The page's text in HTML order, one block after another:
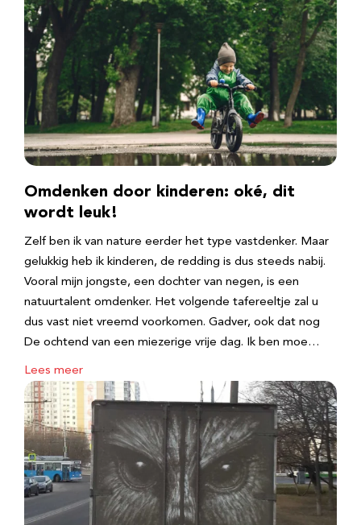
Omdenken door kinderen: oké, dit
wordt leuk!
Zelf ben ik van nature eerder het type vastdenker. Maar
gelukkig heb ik kinderen, de redding is dus steeds nabij.
Vooral mijn jongste, een dochter van negen, is een
natuurtalent omdenker. Het volgende tafereeltje zal u
dus vast niet vreemd voorkomen. Gadver, ook dat nog
De ochtend van een miezerige vrije dag. Ik ben moe…
Lees meer